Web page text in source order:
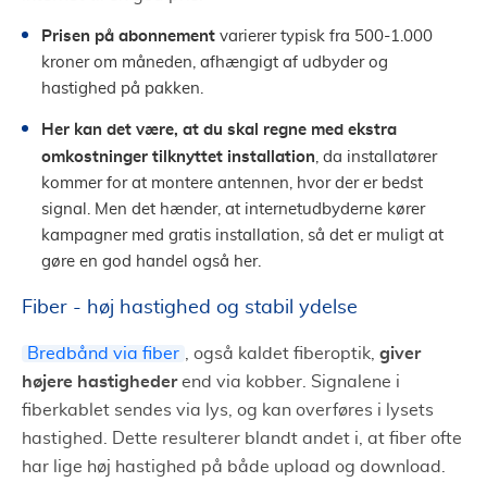
Prisen på abonnement varierer typisk fra 500-1.000
kroner om måneden, afhængigt af udbyder og
hastighed på pakken.
Her kan det være, at du skal regne med ekstra
omkostninger tilknyttet installation, da installatører
kommer for at montere antennen, hvor der er bedst
signal. Men det hænder, at internetudbyderne kører
kampagner med gratis installation, så det er muligt at
gøre en god handel også her.
Fiber - høj hastighed og stabil ydelse
Bredbånd via fiber , også kaldet fiberoptik, giver
højere hastighederend via kobber. Signalene i
fiberkablet sendes via lys, og kan overføres i lysets
hastighed. Dette resulterer blandt andet i, at fiber ofte
har lige høj hastighed på både upload og download.